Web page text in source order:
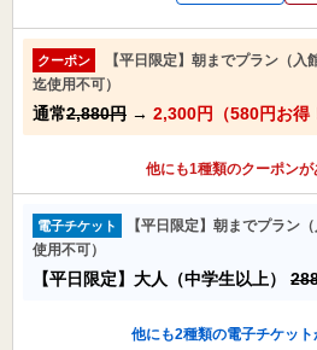
クーポン
【平日限定】朝までプラン（
迄使用不可）
通常2,880円 → 2,300円（580円お得
他にも1種類のクーポンが
電子チケット
【平日限定】朝までプラン
使用不可）
【平日限定】大人（中学生以上）
他にも2種類の電子チケット